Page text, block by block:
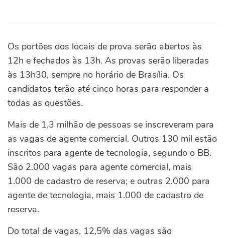
Os portões dos locais de prova serão abertos às
12h e fechados às 13h. As provas serão liberadas
às 13h30, sempre no horário de Brasília. Os
candidatos terão até cinco horas para responder a
todas as questões.
Mais de 1,3 milhão de pessoas se inscreveram para
as vagas de agente comercial. Outros 130 mil estão
inscritos para agente de tecnologia, segundo o BB.
São 2.000 vagas para agente comercial, mais
1.000 de cadastro de reserva; e outras 2.000 para
agente de tecnologia, mais 1.000 de cadastro de
reserva.
Do total de vagas, 12,5% das vagas são